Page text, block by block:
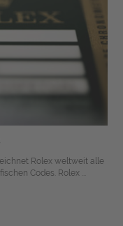
Rolex weltweit alle
Codes. Rolex ...